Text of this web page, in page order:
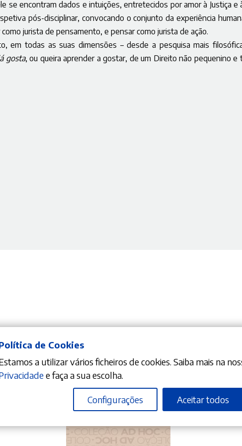
se encontram dados e intuições, entretecidos por amor à Justiça e
pós-disciplinar, convocando o conjunto da experiência
jurista de pensamento, e pensar como jurista de ação.
em todas as suas dimensões – desde a pesquisa mais
gosta, ou queira aprender a gostar, de um Direito não pequenino e
de Cookies
a utilizar vários ficheiros de cookies. Saiba mais na
e faça a sua escolha.
Configurações Aceitar todos